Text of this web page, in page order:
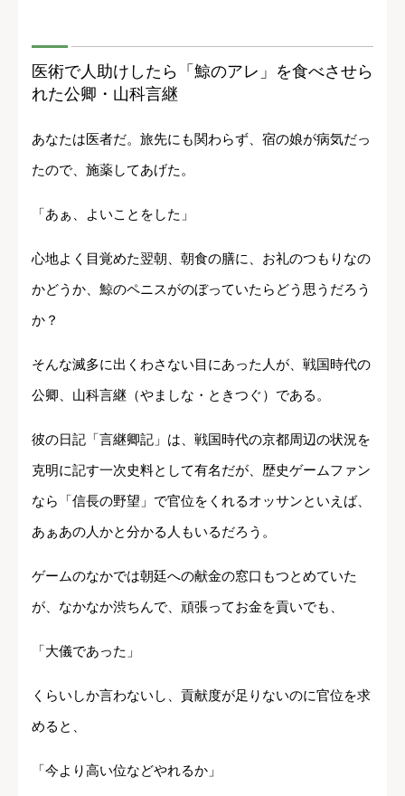
医術で人助けしたら「鯨のアレ」を食べさせら
れた公卿・山科言継
あなたは医者だ。旅先にも関わらず、宿の娘が病気だっ
たので、施薬してあげた。
「あぁ、よいことをした」
心地よく目覚めた翌朝、朝食の膳に、お礼のつもりなの
かどうか、鯨のペニスがのぼっていたらどう思うだろう
か？
そんな滅多に出くわさない目にあった人が、戦国時代の
公卿、山科言継（やましな・ときつぐ）である。
彼の日記「言継卿記」は、戦国時代の京都周辺の状況を
克明に記す一次史料として有名だが、歴史ゲームファン
なら「信長の野望」で官位をくれるオッサンといえば、
あぁあの人かと分かる人もいるだろう。
ゲームのなかでは朝廷への献金の窓口もつとめていた
が、なかなか渋ちんで、頑張ってお金を貢いでも、
「大儀であった」
くらいしか言わないし、貢献度が足りないのに官位を求
めると、
「今より高い位などやれるか」